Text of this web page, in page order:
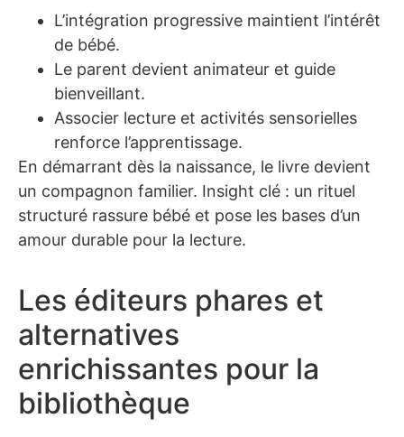
L’intégration progressive maintient l’intérêt
de bébé.
Le parent devient animateur et guide
bienveillant.
Associer lecture et activités sensorielles
renforce l’apprentissage.
En démarrant dès la naissance, le livre devient
un compagnon familier. Insight clé : un rituel
structuré rassure bébé et pose les bases d’un
amour durable pour la lecture.
Les éditeurs phares et
alternatives
enrichissantes pour la
bibliothèque